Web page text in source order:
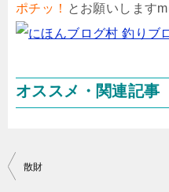
ポチッ！ とお願いします
オススメ・関連記事
投
散財